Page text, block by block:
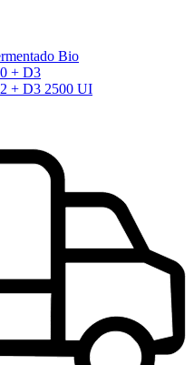
Bio
+ D3
+ D3 2500 UI